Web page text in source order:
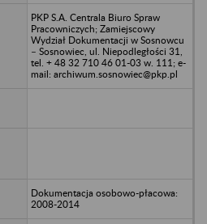
PKP S.A. Centrala Biuro Spraw
Pracowniczych; Zamiejscowy
Wydział Dokumentacji w Sosnowcu
– Sosnowiec, ul. Niepodległości 31,
tel. + 48 32 710 46 01-03 w. 111; e-
mail: archiwum.sosnowiec@pkp.pl
Dokumentacja osobowo-płacowa:
2008-2014